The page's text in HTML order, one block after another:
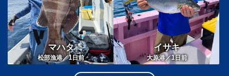
マハタ
松部漁港／1 日前
イサキ
大原港／1日前